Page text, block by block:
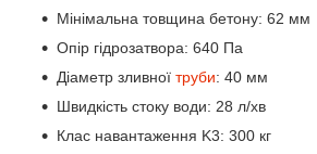
Мінімальна товщина бетону: 62 мм
Опір гідрозатвора: 640 Па
Діаметр зливної труби: 40 мм
Швидкість стоку води: 28 л/хв
Клас навантаження K3: 300 кг